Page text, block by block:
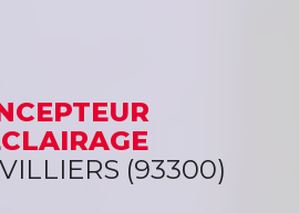
(93300)